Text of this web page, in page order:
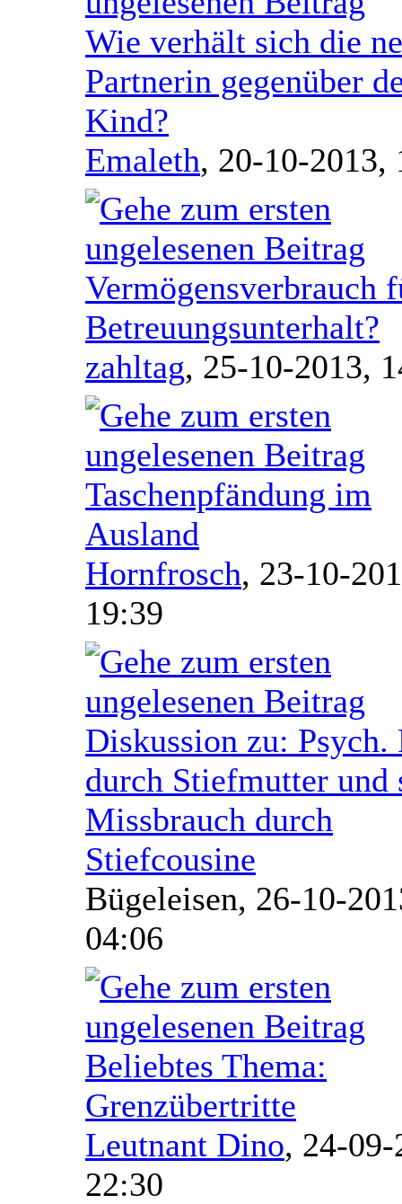
Wie verhält sich die
Partnerin gegenüber
Kind?
Emaleth, 20-10-2013,
Vermögensverbrauch
Betreuungsunterhalt?
zahltag, 25-10-2013,
Taschenpfändung im
Ausland
Hornfrosch, 23-10-
19:39
Diskussion zu: Psych.
durch Stiefmutter und
Missbrauch durch
Stiefcousine
Bügeleisen, 26-10-
04:06
Beliebtes Thema:
Grenzübertritte
Leutnant Dino, 24-09-
22:30